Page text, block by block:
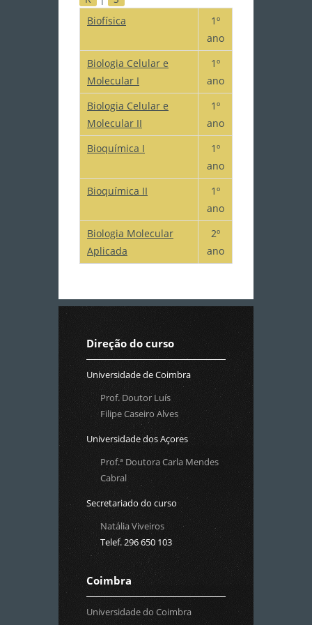
Biofísica
1º
ano
Biologia Celular e
Molecular I
1º
ano
Biologia Celular e
Molecular II
1º
ano
Bioquímica I
1º
ano
Bioquímica II
1º
ano
Biologia Molecular
Aplicada
2º
ano
Direção do curso
Universidade de Coimbra
Prof. Doutor Luís
Filipe Caseiro Alves
Universidade dos Açores
Prof.ª Doutora Carla Mendes
Cabral
Secretariado do curso
Natália Viveiros
Telef. 296 650 103
Coimbra
Universidade do Coimbra